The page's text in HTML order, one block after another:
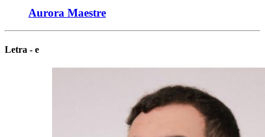
Aurora Maestre
Letra - e